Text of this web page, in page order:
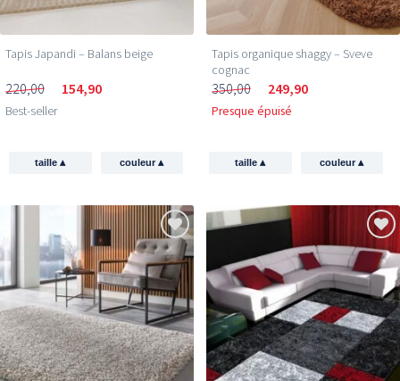
Tapis Japandi – Balans beige
220,00 154,90
Best-seller
taille▴ couleur▴
Tapis organique shaggy – Sveve
cognac
350,00 249,90
Presque épuisé
taille▴ couleur▴